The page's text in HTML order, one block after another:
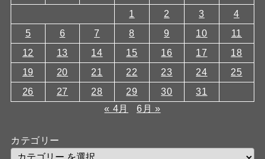
1
2 3
4
5
6 7 8 9 10
11
12
13 14 15 16 17
18
19
20 21 22 23 24
25
26
27 28 29 30
31
« 4月
6月 »
カテゴリー